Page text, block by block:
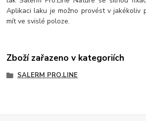
Aplikaci laku je možno provést v jakékoliv
mít ve svislé poloze.
Zboží zařazeno v kategoriích
SALERM PRO.LINE